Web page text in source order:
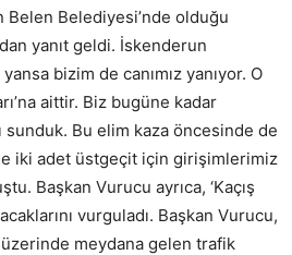
Belen Belediyesi’nde olduğu
yanıt geldi. İskenderun
bizim de canımız yanıyor. O
aittir. Biz bugüne kadar
sunduk. Bu elim kaza öncesinde de
iki adet üstgeçit için girişimlerimiz
Başkan Vurucu ayrıca, ‘Kaçış
vurguladı. Başkan Vurucu,
üzerinde meydana gelen trafik